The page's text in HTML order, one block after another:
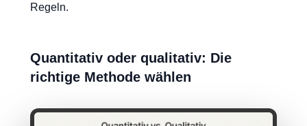
Regeln.
Quantitativ oder qualitativ: Die
richtige Methode wählen